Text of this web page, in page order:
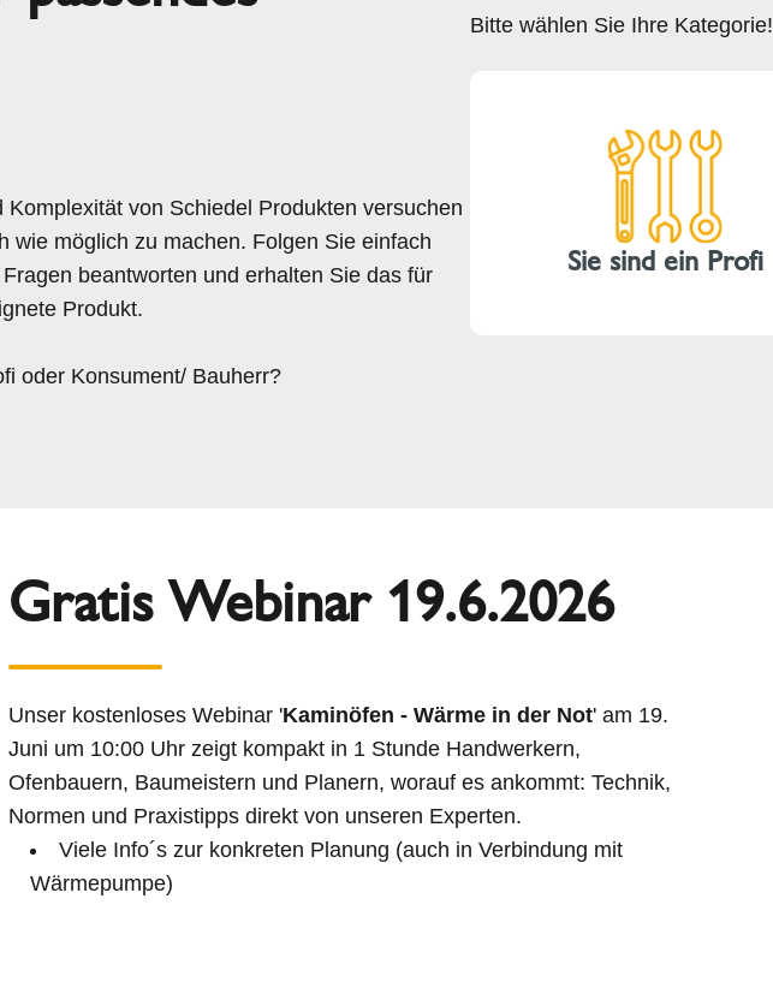
von Schiedel Produkten versuchen
wie möglich zu machen. Folgen Sie einfach
beantworten und erhalten Sie das für
Produkt.
oder Konsument/ Bauherr?
Bitte wählen Sie Ihre Kategorie!
Sie sind ein Profi
Gratis Webinar 19.6.2026
Unser kostenloses Webinar 'Kaminöfen - Wärme in der Not' am 19.
Juni um 10:00 Uhr zeigt kompakt in 1 Stunde Handwerkern,
Ofenbauern, Baumeistern und Planern, worauf es ankommt: Technik,
Normen und Praxistipps direkt von unseren Experten.
Viele Info´s zur konkreten Planung (auch in Verbindung mit
Wärmepumpe)